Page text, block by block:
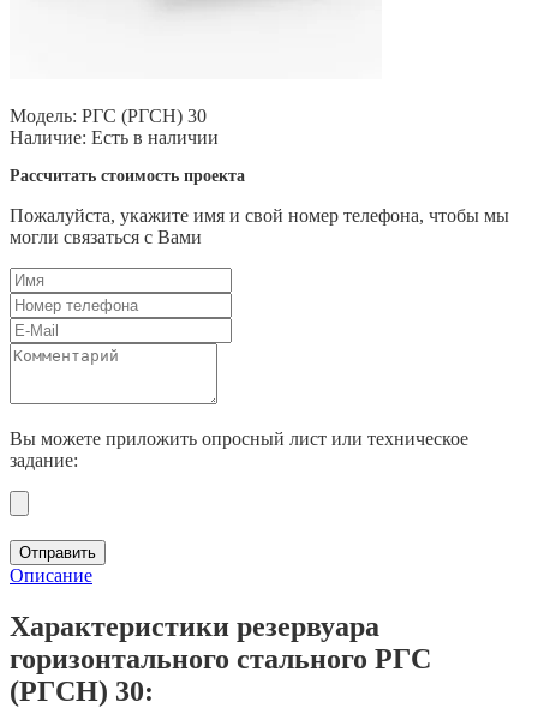
Модель: РГС (РГСН) 30
Наличие: Есть в наличии
Рассчитать стоимость проекта
Пожалуйста, укажите имя и свой номер телефона, чтобы мы
могли связаться с Вами
Вы можете приложить опросный лист или техническое
задание:
Отправить
Описание
Характеристики резервуара
горизонтального стального РГС
(РГСН) 30: